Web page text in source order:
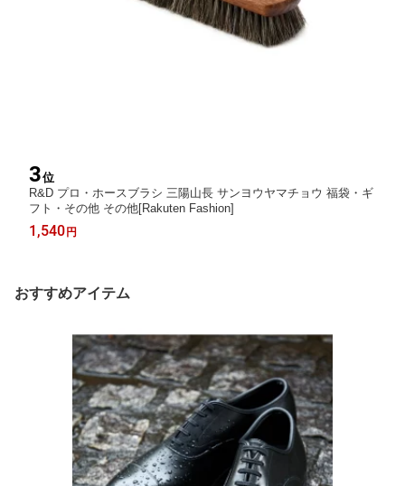
3位
R&D プロ・ホースブラシ 三陽山長 サンヨウヤマチョウ 福袋・ギ
フト・その他 その他[Rakuten Fashion]
1,540円
おすすめアイテム